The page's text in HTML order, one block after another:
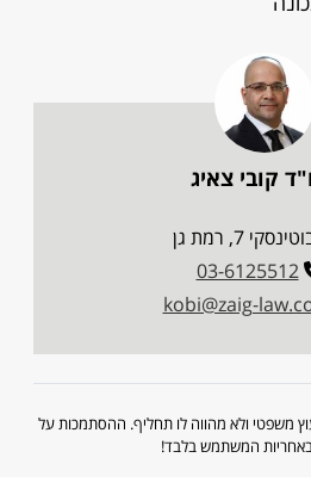
קובי צאיג
7, רמת גן
03-6125512
kobi@zaig-
משפטי ולא מהווה לו תחליף. ההסתמכות על
המשתמש בלבד!